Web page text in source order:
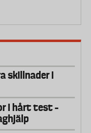
skillnader i
i hårt test –